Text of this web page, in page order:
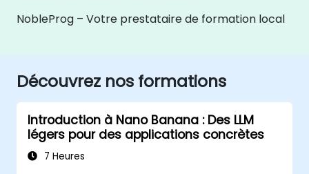
NobleProg – Votre prestataire de formation local
Découvrez nos formations
Introduction à Nano Banana : Des LLM
légers pour des applications concrètes
7 Heures